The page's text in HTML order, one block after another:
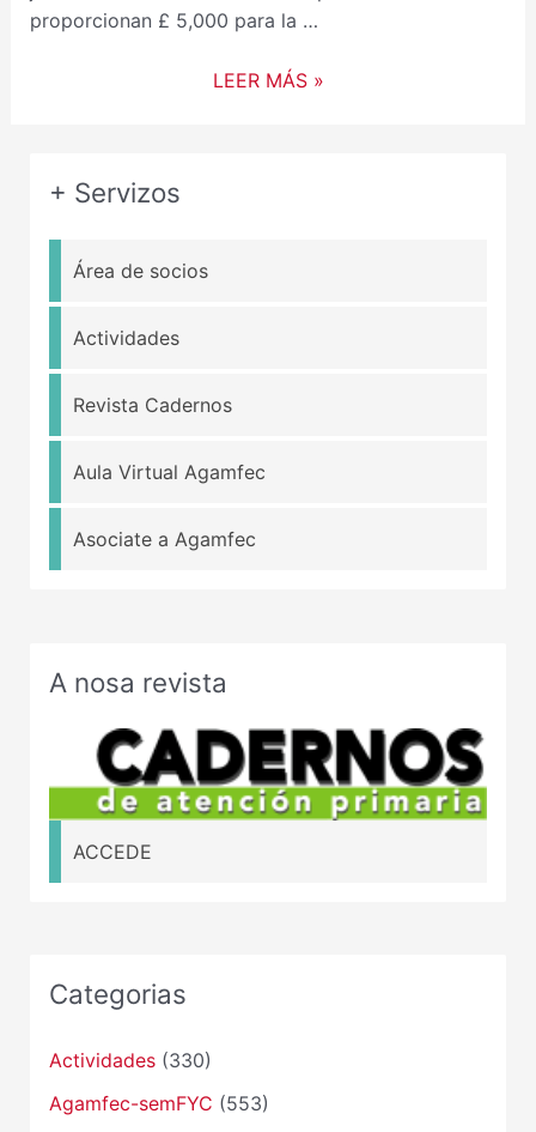
proporcionan £ 5,000 para la …
LEER MÁS »
+ Servizos
Área de socios
Actividades
Revista Cadernos
Aula Virtual Agamfec
Asociate a Agamfec
A nosa revista
ACCEDE
Categorias
Actividades(330)
Agamfec-semFYC (553)